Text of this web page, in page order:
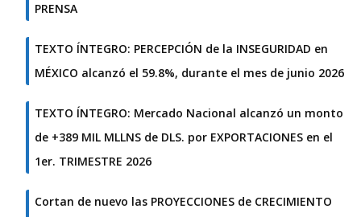
PRENSA
TEXTO ÍNTEGRO: PERCEPCIÓN de la INSEGURIDAD en
MÉXICO alcanzó el 59.8%, durante el mes de junio 2026
TEXTO ÍNTEGRO: Mercado Nacional alcanzó un monto
de +389 MIL MLLNS de DLS. por EXPORTACIONES en el
1er. TRIMESTRE 2026
Cortan de nuevo las PROYECCIONES de CRECIMIENTO